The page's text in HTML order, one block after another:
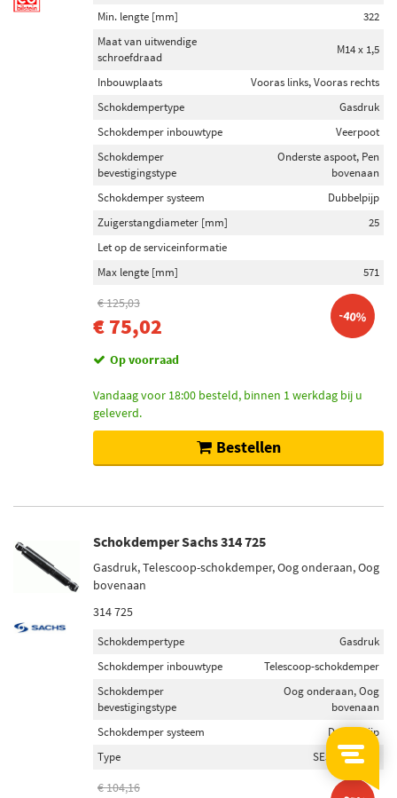
Min. lengte [mm]
322
Maat van uitwendige
schroefdraad
M14 x 1,5
Inbouwplaats
Vooras links, Vooras rechts
Schokdempertype
Gasdruk
Schokdemper inbouwtype
Veerpoot
Schokdemper
bevestigingstype
Onderste aspoot, Pen
bovenaan
Schokdemper systeem
Dubbelpijp
Zuigerstangdiameter [mm]
25
Let op de serviceinformatie
Max lengte [mm]
571
€ 125,03
€ 75,02 -40%
Op voorraad
Vandaag voor 18:00 besteld, binnen 1 werkdag bij u
geleverd.
Bestellen
Schokdemper Sachs 314 725
Gasdruk, Telescoop-schokdemper, Oog onderaan, Oog
bovenaan
314 725
Schokdempertype
Gasdruk
Schokdemper inbouwtype
Telescoop-schokdemper
Schokdemper
bevestigingstype
Oog onderaan, Oog
bovenaan
Schokdemper systeem
Dubbelpijp
Type
SE30/13X158A
€ 104,16